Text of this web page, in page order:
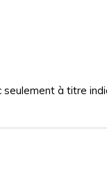
seulement à titre